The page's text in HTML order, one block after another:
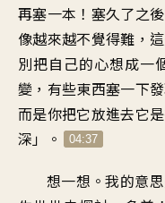
再塞一本 ！ 塞久了之
像越來越不覺得難 ，
別把自己的心想成一
變 ， 有些東西塞一下
而是你把它放進去它
深 」。 04:37
想一想。我的意